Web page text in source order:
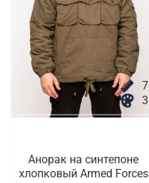
7
3
Анорак на синтепоне
хлопковый Armed Forces